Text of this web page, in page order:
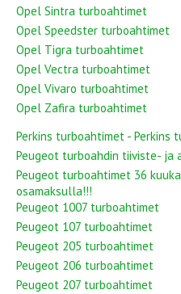
Opel Sintra turboahtimet
Opel Speedster turboahtimet
Opel Tigra turboahtimet
Opel Vectra turboahtimet
Opel Vivaro turboahtimet
Opel Zafira turboahtimet
Perkins turboahtimet - Perkins
Peugeot turboahdin tiiviste- ja
Peugeot turboahtimet 36
osamaksulla!!!
Peugeot 1007 turboahtimet
Peugeot 107 turboahtimet
Peugeot 205 turboahtimet
Peugeot 206 turboahtimet
Peugeot 207 turboahtimet